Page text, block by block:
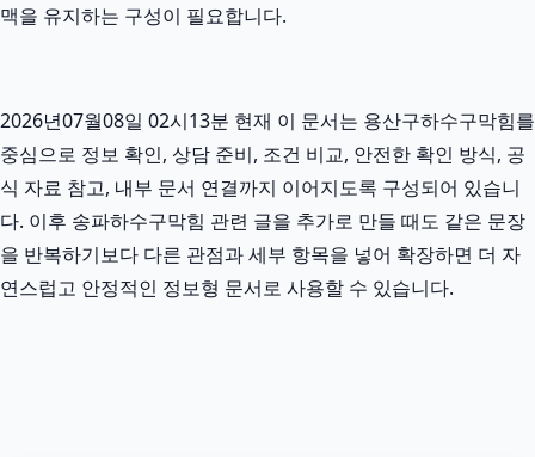
맥을 유지하는 구성이 필요합니다.
2026년07월08일 02시13분 현재 이 문서는 용산구하수구막힘를
중심으로 정보 확인, 상담 준비, 조건 비교, 안전한 확인 방식, 공
식 자료 참고, 내부 문서 연결까지 이어지도록 구성되어 있습니
다. 이후 송파하수구막힘 관련 글을 추가로 만들 때도 같은 문장
을 반복하기보다 다른 관점과 세부 항목을 넣어 확장하면 더 자
연스럽고 안정적인 정보형 문서로 사용할 수 있습니다.